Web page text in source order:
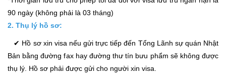
90 ngày (không phải là 03 tháng)
2. Thụ lý hồ sơ:
✔ Hồ sơ xin visa nếu gửi trực tiếp đến Tổng Lãnh sự quán Nhật
Bản bằng đường fax hay đường thư tín bưu phẩm sẽ không được
thụ lý. Hồ sơ phải được gửi cho người xin visa.